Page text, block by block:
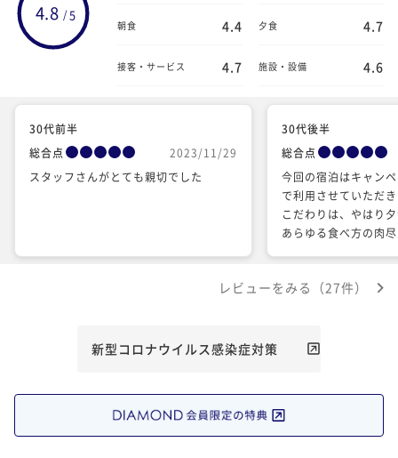
4.8 /5
朝食 4.4 夕食 4.7
接客・サービス 4.7 施設・設備 4.6
30代前半
総合点
2023/11/29
スタッフさんがとても親切でした
30代後半
総合点
今回の宿泊はキャン
で利用させていただ
こだわりは、やはり
あらゆる食べ方の肉
い体験だと思いまし
呂上がり気持ちよく
リードリンクで紅茶
指定でアルコールも
です。 茶菓子もあり
レビューをみる（27件）
新型コロナウイルス感染症対策